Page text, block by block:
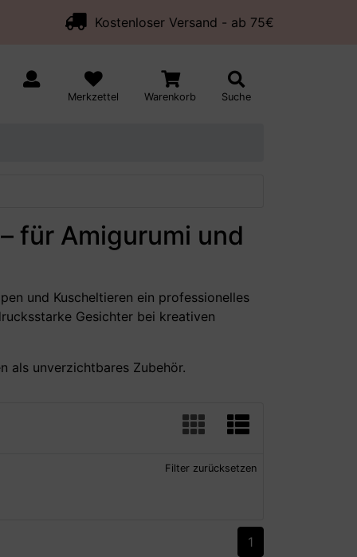
Kostenloser Versand - ab 75€
Merkzettel Warenkorb Suche
für Amigurumi und
und Kuscheltieren ein professionelles
Gesichter bei kreativen
als unverzichtbares Zubehör.
Filter zurücksetzen
1